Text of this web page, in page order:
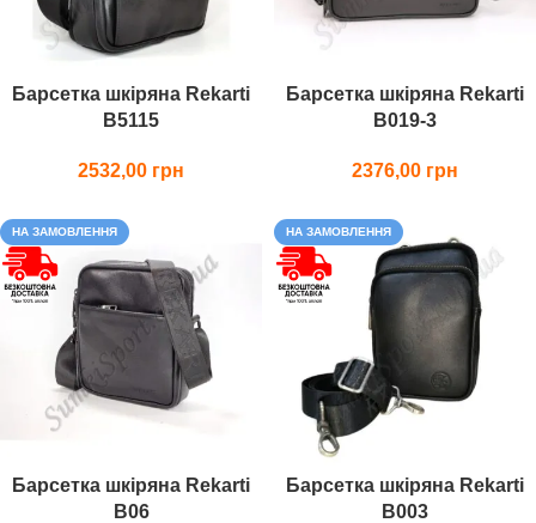
Барсетка шкіряна Rekarti
В5115
2532,00
Барсетка шкіряна Rekarti
В019-3
2376,00
НА ЗАМОВЛЕННЯ
Барсетка шкіряна Rekarti
В06
НА ЗАМОВЛЕННЯ
Барсетка шкіряна Rekarti
В003